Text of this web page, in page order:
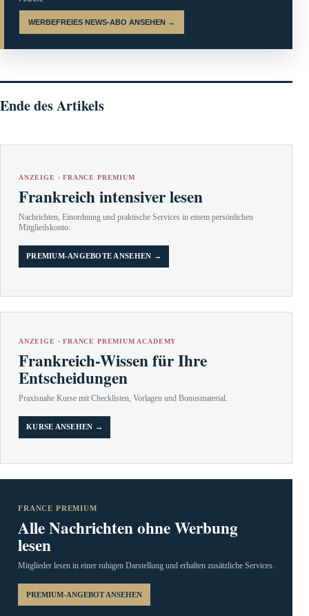
WERBEFREIES NEWS-ABO ANSEHEN →
Ende des Artikels
ANZEIGE · FRANCE PREMIUM
Frankreich intensiver lesen
Nachrichten, Einordnung und praktische Services in einem persönlichen
Mitgliedskonto.
PREMIUM-ANGEBOTE ANSEHEN →
ANZEIGE · FRANCE PREMIUM ACADEMY
Frankreich-Wissen für Ihre
Entscheidungen
Praxisnahe Kurse mit Checklisten, Vorlagen und Bonusmaterial.
KURSE ANSEHEN →
FRANCE PREMIUM
Alle Nachrichten ohne Werbung
lesen
Mitglieder lesen in einer ruhigen Darstellung und erhalten zusätzliche Services.
PREMIUM-ANGEBOT ANSEHEN